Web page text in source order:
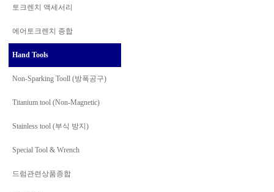
토크렌치 액세서리
에어토크렌치 종합
Hand Tools
Non-Sparking Tooll (방폭공구)
Titanium tool (Non-Magnetic)
Stainless tool (부식 방지)
Special Tool & Wrench
드럼관련상품종합